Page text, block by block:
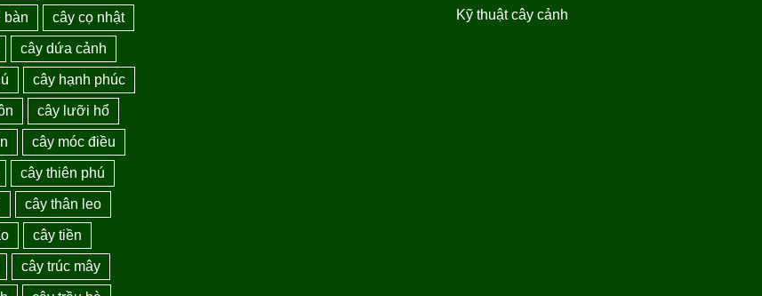
bàn cây cọ nhật
cây dứa cảnh
cây hạnh phúc
cây lưỡi hổ
cây móc điều
cây thiên phú
cây thân leo
cây tiền
cây trúc mây
Kỹ thuật cây cảnh